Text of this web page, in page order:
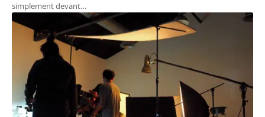
simplement devant…